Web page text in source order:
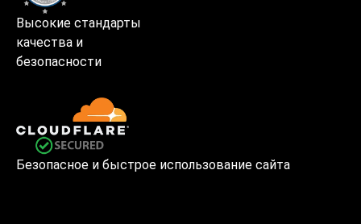
Высокие стандарты
качества и
безопасности
Безопасное и быстрое использование сайта